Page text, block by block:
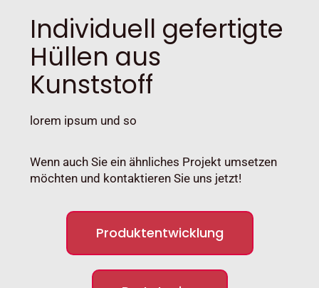
Individuell gefertigte
Hüllen aus
Kunststoff
lorem ipsum und so
Wenn auch Sie ein ähnliches Projekt umsetzen
möchten und kontaktieren Sie uns jetzt!
Produktentwicklung